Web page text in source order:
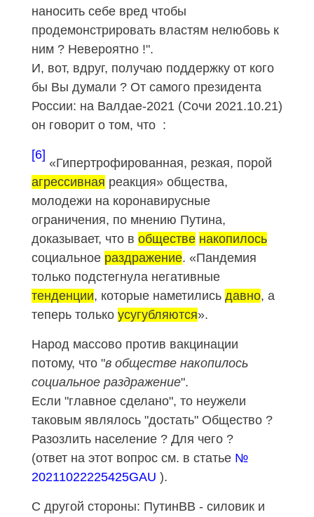
наносить себе вред чтобы
продемонстрировать властям нелюбовь к
ним ? Невероятно !".
И, вот, вдруг, получаю поддержку от кого
бы Вы думали ? От самого президента
России: на Валдае-2021 (Сочи 2021.10.21)
он говорит о том, что :
[6]
«Гипертрофированная, резкая, порой
агрессивная реакция» общества,
молодежи на коронавирусные
ограничения, по мнению Путина,
доказывает, что в обществе накопилось
социальное раздражение. «Пандемия
только подстегнула негативные
тенденции, которые наметились давно, а
теперь только усугубляются».
Народ массово против вакцинации
потому, что "в обществе накопилось
социальное раздражение".
Если "главное сделано", то неужели
таковым являлось "достать" Общество ?
Разозлить население ? Для чего ?
(ответ на этот вопрос см. в статье №
20211022225425GAU ).
С другой стороны: ПутинВВ - силовик и